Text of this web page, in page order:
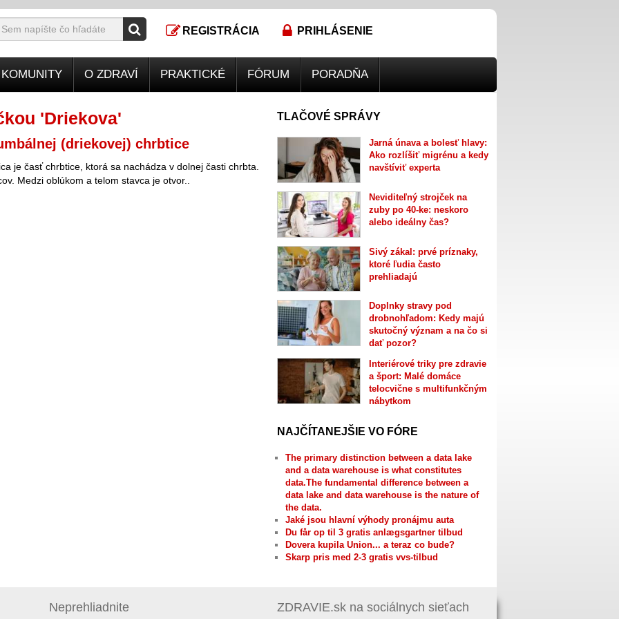
REGISTRÁCIA PRIHLÁSENIE
KOMUNITY O ZDRAVÍ PRAKTICKÉ FÓRUM PORADŇA
'Driekova'
(driekovej) chrbtice
je časť chrbtice, ktorá sa nachádza v dolnej časti chrbta.
Medzi oblúkom a telom stavca je otvor..
TLAČOVÉ SPRÁVY
Jarná únava a bolesť hlavy:
Ako rozlíšiť migrénu a kedy
navštíviť experta
Neviditeľný strojček na
zuby po 40-ke: neskoro
alebo ideálny čas?
Sivý zákal: prvé príznaky,
ktoré ľudia často
prehliadajú
Doplnky stravy pod
drobnohľadom: Kedy majú
skutočný význam a na čo si
dať pozor?
Interiérové triky pre zdravie
a šport: Malé domáce
telocvične s multifunkčným
nábytkom
NAJČÍTANEJŠIE VO FÓRE
The primary distinction between a data lake
and a data warehouse is what constitutes
data.The fundamental difference between a
data lake and data warehouse is the nature of
the data.
Jaké jsou hlavní výhody pronájmu auta
Du får op til 3 gratis anlægsgartner tilbud
Dovera kupila Union... a teraz co bude?
Skarp pris med 2-3 gratis vvs-tilbud
Neprehliadnite ZDRAVIE.sk na sociálnych sieťach